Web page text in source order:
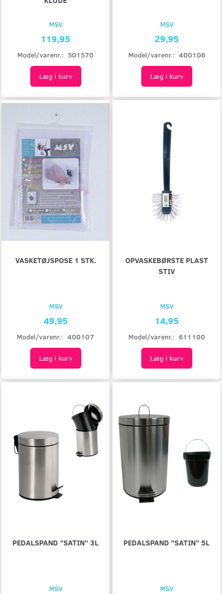
MSV
119,95
Model/varenr.: 501570
Læg i kurv
MSV
29,95
Model/varenr.: 400106
Læg i kurv
VASKETØJSPOSE 1 STK.
MSV
49,95
Model/varenr.: 400107
Læg i kurv
OPVASKEBØRSTE PLAST
STIV
MSV
14,95
Model/varenr.: 611100
Læg i kurv
PEDALSPAND "SATIN" 3L
MSV
PEDALSPAND "SATIN" 5L
MSV